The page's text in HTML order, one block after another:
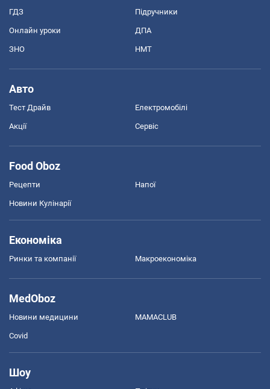
ГДЗ Підручники
Онлайн уроки ДПА
ЗНО НМТ
Авто
Тест Драйв Електромобілі
Акції Сервіс
Food Oboz
Рецепти Напої
Новини Кулінарії
Економіка
Ринки та компанії Макроекономіка
MedOboz
Новини медицини MAMACLUB
Covid
Шоу